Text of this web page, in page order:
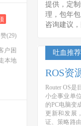
赞(29)
户困
本地
提供，定
理，包年
咨询建议
吐血推荐
ROS资
Router OS
小企事业单
的PC电脑变
更新和发展
证、策略路